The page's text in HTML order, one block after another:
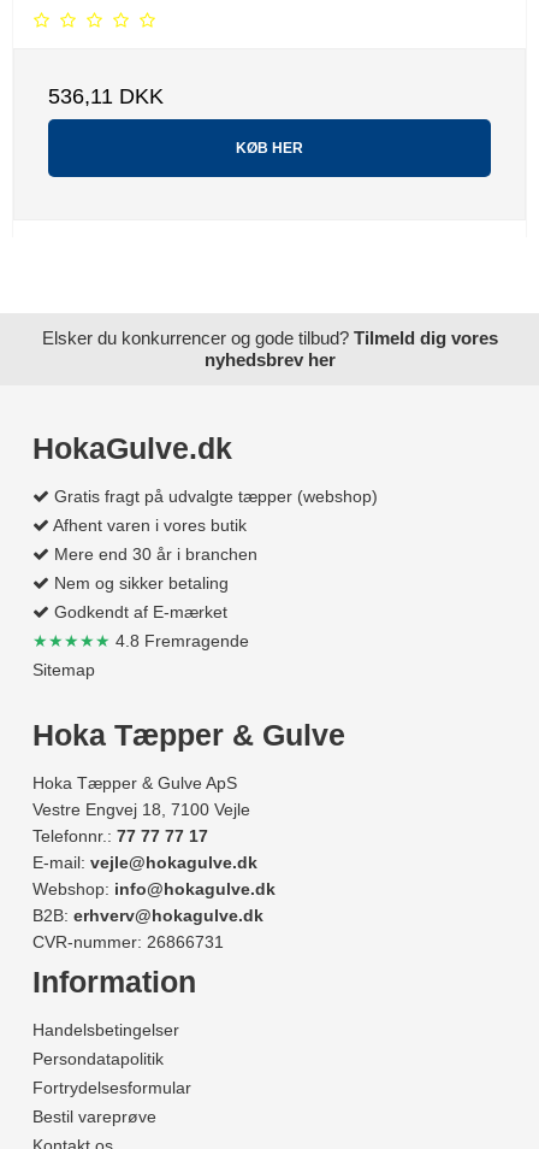
536,11 DKK
KØB HER
Elsker du konkurrencer og gode tilbud? Tilmeld dig vores
nyhedsbrev her
HokaGulve.dk
Gratis fragt på udvalgte tæpper (webshop)
Afhent varen i vores butik
Mere end 30 år i branchen
Nem og sikker betaling
Godkendt af E-mærket
★★★★★ 4.8 Fremragende
Sitemap
Hoka Tæpper & Gulve
Hoka Tæpper & Gulve ApS
Vestre Engvej 18, 7100 Vejle
Telefonnr.: 77 77 77 17
E-mail: vejle@hokagulve.dk
Webshop: info@hokagulve.dk
B2B: erhverv@hokagulve.dk
CVR-nummer: 26866731
Information
Handelsbetingelser
Persondatapolitik
Fortrydelsesformular
Bestil vareprøve